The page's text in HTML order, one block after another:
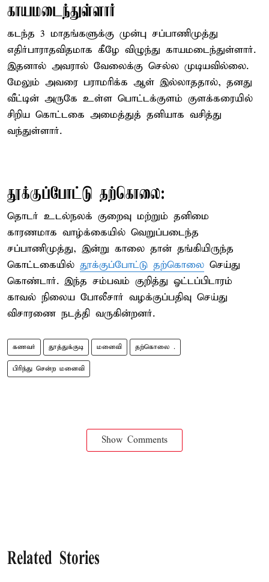
காயமடைந்துள்ளார்
கடந்த 3 மாதங்களுக்கு முன்பு சப்பாணிமுத்து
எதிர்பாராதவிதமாக கீழே விழுந்து காயமடைந்துள்ளார்.
இதனால் அவரால் வேலைக்கு செல்ல முடியவில்லை.
மேலும் அவரை பராமரிக்க ஆள் இல்லாததால், தனது
வீட்டின் அருகே உள்ள பொட்டக்குளம் குளக்கரையில்
சிறிய கொட்டகை அமைத்துத் தனியாக வசித்து
வந்துள்ளார்.
தூக்குப்போட்டு தற்கொலை:
தொடர் உடல்நலக் குறைவு மற்றும் தனிமை
காரணமாக வாழ்க்கையில் வெறுப்படைந்த
சப்பாணிமுத்து, இன்று காலை தான் தங்கியிருந்த
கொட்டகையில் தூக்குப்போட்டு தற்கொலை செய்து
கொண்டார். இந்த சம்பவம் குறித்து ஓட்டப்பிடாரம்
காவல் நிலைய போலீசார் வழக்குப்பதிவு செய்து
விசாரணை நடத்தி வருகின்றனர்.
கணவர் தூத்துக்குடி மனைவி தற்கொலை .
பிரிந்து சென்ற மனைவி
Show Comments
Related Stories